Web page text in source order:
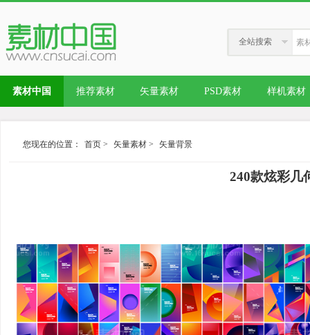
全站搜索
素材中国 推荐素材 矢量素材 PSD素材 样机素材
您现在的位置： 首页 > 矢量素材 > 矢量背景
240款炫彩几